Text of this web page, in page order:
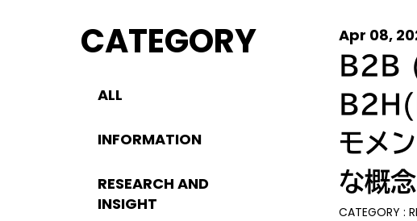
CATEGORY
ALL
INFORMATION
RESEARCH AND
INSIGHT
Apr 08,
B2B
モメ
な概
CATEGORY :